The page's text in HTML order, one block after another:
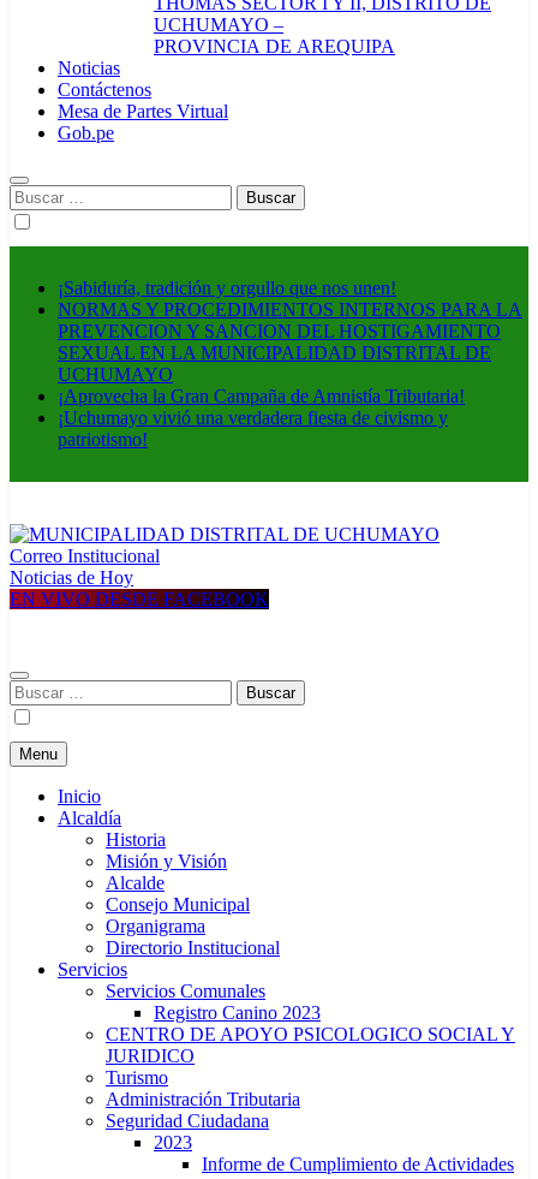
UCHUMAYO –
PROVINCIA DE AREQUIPA
Noticias
Contáctenos
Mesa de Partes Virtual
Gob.pe
Buscar:
¡Sabiduría, tradición y orgullo que nos unen!
NORMAS Y PROCEDIMIENTOS INTERNOS PARA LA
PREVENCION Y SANCION DEL HOSTIGAMIENTO
SEXUAL EN LA MUNICIPALIDAD DISTRITAL DE
UCHUMAYO
¡Aprovecha la Gran Campaña de Amnistía Tributaria!
¡Uchumayo vivió una verdadera fiesta de civismo y
patriotismo!
MUNICIPALIDAD DISTRITAL DE UCHUMAYO
Construyendo una nueva Historia
Correo Institucional
Noticias de Hoy
EN VIVO DESDE FACEBOOK
Buscar:
Menu
Inicio
Alcaldía
Historia
Misión y Visión
Alcalde
Consejo Municipal
Organigrama
Directorio Institucional
Servicios
Servicios Comunales
Registro Canino 2023
CENTRO DE APOYO PSICOLOGICO SOCIAL Y
JURIDICO
Turismo
Administración Tributaria
Seguridad Ciudadana
2023
Informe de Cumplimiento de Actividades